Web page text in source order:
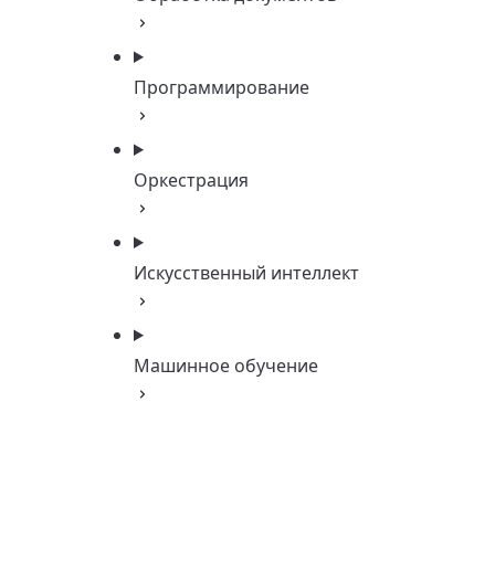
Программирование
Оркестрация
Искусственный интеллект
Машинное обучение